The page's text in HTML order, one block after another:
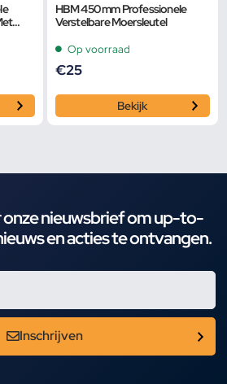
HBM 450 mm Professionele
Verstelbare Moersleutel
Op voorraad
€25
Bekijk
onze nieuwsbrief om up-to-
en acties te ontvangen.
Inschrijven